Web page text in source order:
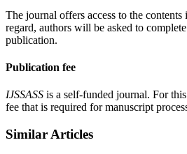
The journal offers access to the
regard, authors will be asked to
publication.
Publication fee
IJSSASS is a self-funded journal. For
fee that is required for manuscript
Similar Articles